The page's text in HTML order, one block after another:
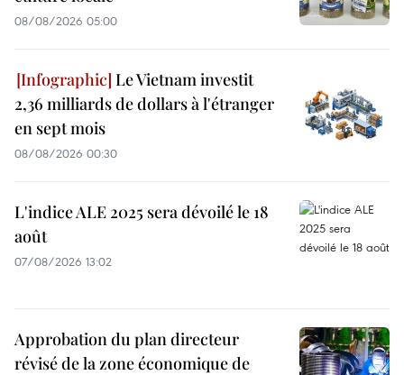
08/08/2026 05:00
Le Vietnam investit
2,36 milliards de dollars à l'étranger
en sept mois
08/08/2026 00:30
L'indice ALE 2025 sera dévoilé le 18
août
07/08/2026 13:02
Approbation du plan directeur
révisé de la zone économique de